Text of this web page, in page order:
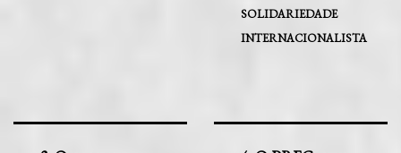
solidariedade
internacionalista